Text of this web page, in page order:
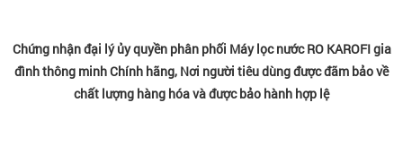
Chứng nhận đại lý ủy quyền phân phối Máy lọc nước RO KAROFI gia
đình thông minh Chính hãng, Nơi người tiêu dùng được đãm bảo về
chất lượng hàng hóa và được bảo hành hợp lệ